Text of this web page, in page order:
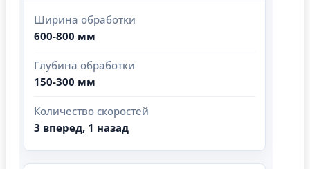
Ширина обработки
600-800 мм
Глубина обработки
150-300 мм
Количество скоростей
3 вперед, 1 назад